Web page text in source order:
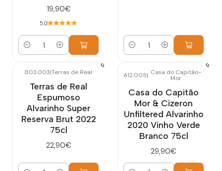
19,90€
5.0
Cantidad Cantidad
B03.003|Terras de Real
Terras de Real
Espumoso
Alvarinho Super
Reserva Brut 2022
75cl
22,90€
A12.005| Casa do Capitão-
Mor
Casa do Capitão
Mor & Cizeron
Unfiltered Alvarinho
2020 Vinho Verde
Branco 75cl
29,90€